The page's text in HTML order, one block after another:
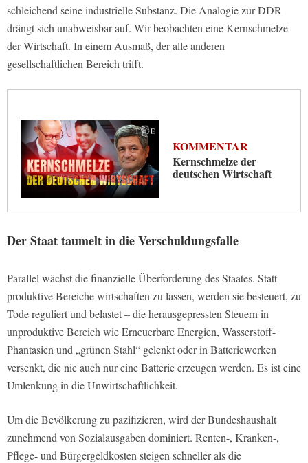
schleichend seine industrielle Substanz. Die Analogie zur DDR
drängt sich unabweisbar auf. Wir beobachten eine Kernschmelze
der Wirtschaft. In einem Ausmaß, der alle anderen
gesellschaftlichen Bereich trifft.
KOMMENTAR
Kernschmelze der
deutschen Wirtschaft
Der Staat taumelt in die Verschuldungsfalle
Parallel wächst die finanzielle Überforderung des Staates. Statt
produktive Bereiche wirtschaften zu lassen, werden sie besteuert, zu
Tode reguliert und belastet – die herausgepressten Steuern in
unproduktive Bereich wie Erneuerbare Energien, Wasserstoff-
Phantasien und „grünen Stahl“ gelenkt oder in Batteriewerken
versenkt, die nie auch nur eine Batterie erzeugen werden. Es ist eine
Umlenkung in die Unwirtschaftlichkeit.
Um die Bevölkerung zu pazifizieren, wird der Bundeshaushalt
zunehmend von Sozialausgaben dominiert. Renten-, Kranken-,
Pflege- und Bürgergeldkosten steigen schneller als die